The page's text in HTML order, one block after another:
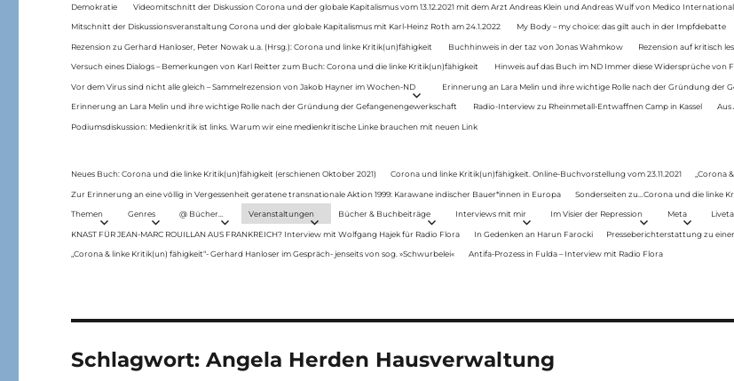
Demokratie Videomitschnitt der Diskussion Corona und der globale Kapitalismus vom 13.12.2021 mit dem Arzt Andreas Klein und Andreas Wulf von Medico International
Mitschnitt der Diskussionsveranstaltung Corona und der globale Kapitalismus mit Karl-Heinz Roth am 24.1.2022 My Body – my choice: das gilt auch in der Impfdebatte
Rezension zu Gerhard Hanloser, Peter Nowak u.a. (Hrsg.): Corona und linke Kritik(un)fähigkeit Buchhinweis in der taz von Jonas Wahmkow Rezension auf kritisch
Versuch eines Dialogs – Bemerkungen von Karl Reitter zum Buch: Corona und die linke Kritik(un)fähigkeit Hinweis auf das Buch im ND Immer diese Widersprüche von
Vor dem Virus sind nicht alle gleich – Sammelrezension von Jakob Hayner im Wochen-ND Erinnerung an Lara Melin und ihre wichtige Rolle nach der Gründung der
Erinnerung an Lara Melin und ihre wichtige Rolle nach der Gründung der Gefangenengewerkschaft Radio-Interview zu Rheinmetall-Entwaffnen Camp in Kassel Aus
Podiumsdiskussion: Medienkritik ist links. Warum wir eine medienkritische Linke brauchen mit neuen Link
Neues Buch: Corona und die linke Kritik(un)fähigkeit (erschienen Oktober 2021) Corona und linke Kritik(un)fähigkeit. Online-Buchvorstellung vom 23.11.2021 „Corona
Zur Erinnerung an eine völlig in Vergessenheit geratene transnationale Aktion 1999: Karawane indischer Bauer*innen in Europa Sonderseiten zu…Corona und die linke
Themen Genres @ Bücher… Veranstaltungen Bücher & Buchbeiträge Interviews mit mir Im Visier der Repression Meta
KNAST FÜR JEAN-MARC ROUILLAN AUS FRANKREICH? Interview mit Wolfgang Hajek für Radio Flora In Gedenken an Harun Farocki Presseberichterstattung zu
„Corona & linke Kritik(un) fähigkeit“- Gerhard Hanloser im Gespräch- jenseits von sog. »Schwurbelei« Antifa-Prozess in Fulda – Interview mit Radio Flora
Schlagwort:Angela Herden Hausverwaltung